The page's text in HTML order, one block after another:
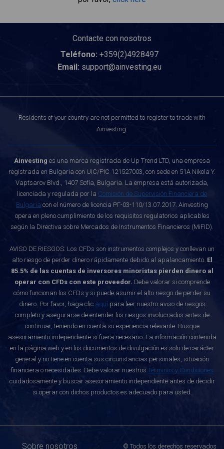
Contacte con nosotros
Teléfono: +359(2)4928497
Email: support@ainvesting.eu
Residents of your country are not permitted to register to trade with
Ainvesting.
Ainvesting es una marca registrada de Up Trend LTD, una empresa
registrada en Bulgaria con UIC/PIC 121527003, con sede en 51A Nikola Y.
Vaptsarov Blvd., 1407 Sofía, Bulgaria. La empresa está autorizada,
licenciada y regulada por la Comisión de Supervisión Financiera de
Bulgaria con el número de licencia РГ-03-110/13.07.2017. Ainvesting
opera en pleno cumplimiento de los requisitos regulatorios aplicables
según la Directiva sobre Mercados de Instrumentos Financieros (MiFID).
AVISO DE RIESGOS: Los CFDs son instrumentos complejos y conllevan un
alto riesgo de perder dinero rápidamente debido al apalancamiento. El
85.5% de las cuentas de inversores minoristas pierden dinero al
operar con CFDs con este proveedor. Debe valorar si comprende
cómo funcionan los CFDs y si puede asumir el alto riesgo de perder su
dinero. Por favor, haga clic aquípara leer nuestro aviso de riesgos
completo y asegurarse de entender los riesgos involucrados antes de
continuar, teniendo en cuenta su experiencia relevante. Busque
asesoramiento independiente si fuera necesario. La información contenida
en la página web y en los documentos de divulgación es solo de carácter
general y no tiene en cuenta sus circunstancias personales, situación
financiera o necesidades. Debe valorar nuestros Términos y Condiciones
cuidadosamente y buscar asesoramiento independiente antes de decidir
si operar con dichos productos es adecuado para usted.
Sobre nosotros © Todos los derechos reservados